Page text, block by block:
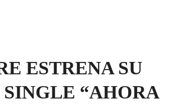
ESTRENA SU
“AHORA